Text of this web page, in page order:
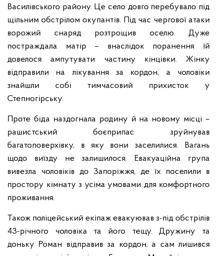
Василівського району. Це село довго перебувало під
щільним обстрілом окупантів. Під час чергової атаки
ворожий снаряд розтрощив оселю. Дуже
постраждала матір – внаслідок поранення їй
довелося ампутувати частину кінцівки. Жінку
відправили на лікування за кордон, а чоловіки
знайшли собі тимчасовий прихисток у
Степногірську.
Проте біда наздогнала родину й на новому місці –
рашистський боєприпас зруйнував
багатоповерхівку, в яку вони заселилися. Вагань
щодо виїзду не залишилося. Евакуаційна група
вивезла чоловіків до Запоріжжя, де їх поселили в
простору кімнату з усіма умовами для комфортного
проживання.
Також поліцейський екіпаж евакуював з-під обстрілів
43-річного чоловіка та його тещу. Дружину та
доньку Роман відправив за кордон, а сам лишився